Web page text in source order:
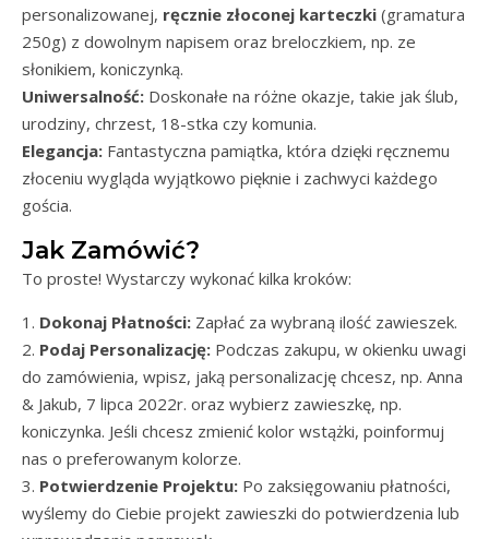
personalizowanej, ręcznie złoconej karteczki (gramatura
250g) z dowolnym napisem oraz breloczkiem, np. ze
słonikiem, koniczynką.
Uniwersalność: Doskonałe na różne okazje, takie jak ślub,
urodziny, chrzest, 18-stka czy komunia.
Elegancja: Fantastyczna pamiątka, która dzięki ręcznemu
złoceniu wygląda wyjątkowo pięknie i zachwyci każdego
gościa.
Jak Zamówić?
To proste! Wystarczy wykonać kilka kroków:
1. Dokonaj Płatności: Zapłać za wybraną ilość zawieszek.
2. Podaj Personalizację: Podczas zakupu, w okienku uwagi
do zamówienia, wpisz, jaką personalizację chcesz, np. Anna
& Jakub, 7 lipca 2022r. oraz wybierz zawieszkę, np.
koniczynka. Jeśli chcesz zmienić kolor wstążki, poinformuj
nas o preferowanym kolorze.
3. Potwierdzenie Projektu: Po zaksięgowaniu płatności,
wyślemy do Ciebie projekt zawieszki do potwierdzenia lub